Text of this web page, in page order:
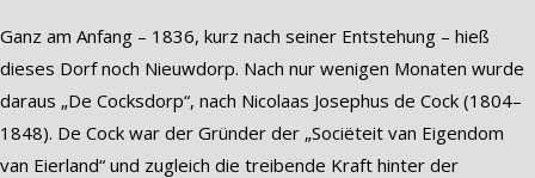
Ganz am Anfang – 1836, kurz nach seiner Entstehung – hieß
dieses Dorf noch Nieuwdorp. Nach nur wenigen Monaten wurde
daraus „De Cocksdorp“, nach Nicolaas Josephus de Cock (1804–
1848). De Cock war der Gründer der „Sociëteit van Eigendom
van Eierland“ und zugleich die treibende Kraft hinter der